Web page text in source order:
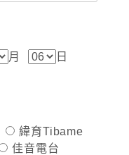
月 日
緯育Tibame
佳音電台